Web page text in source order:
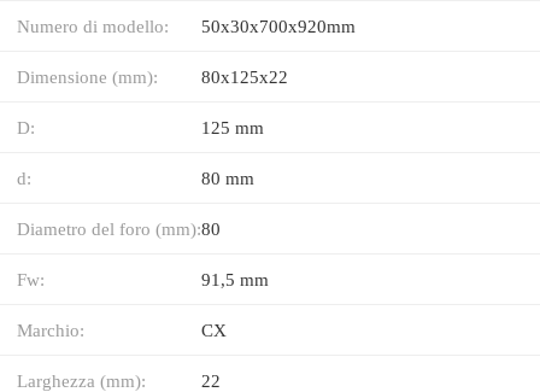
Numero di modello: 50x30x700x920mm
Dimensione (mm): 80x125x22
D: 125 mm
d: 80 mm
Diametro del foro (mm):80
Fw: 91,5 mm
Marchio: CX
Larghezza (mm): 22